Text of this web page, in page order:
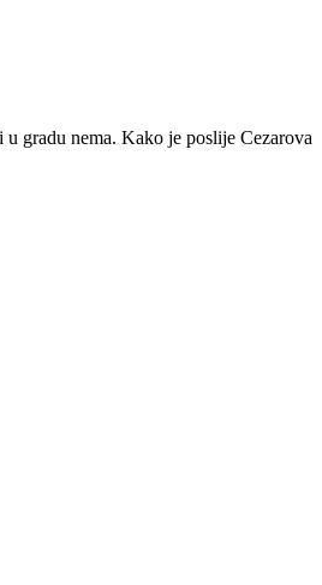
gradu nema. Kako je poslije Cezarova